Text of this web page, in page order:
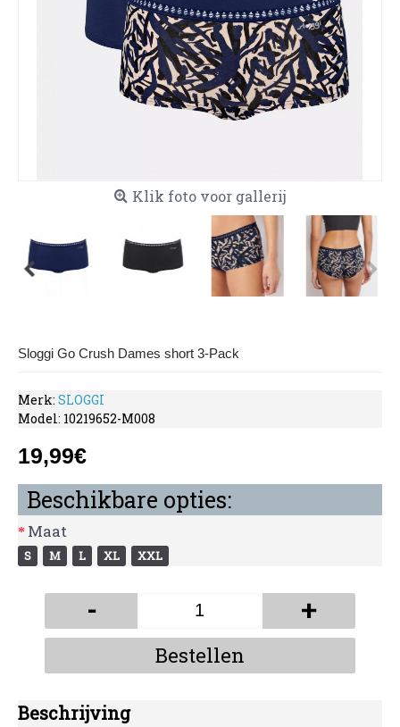
Klik foto voor gallerij
Sloggi Go Crush Dames short 3-Pack
Merk: SLOGGI
Model: 10219652-M008
19,99€
Beschikbare opties:
Maat
S M L XL XXL
- +
Bestellen
Beschrijving